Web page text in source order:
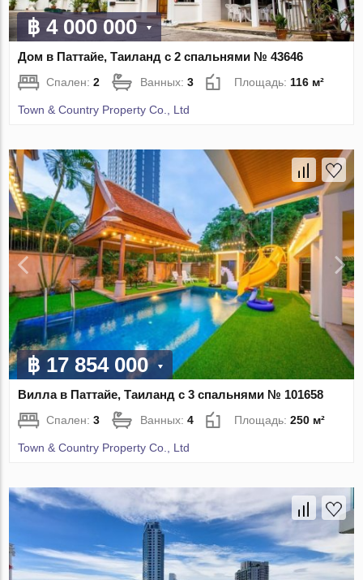
฿ 4 000 000
Дом в Паттайе, Таиланд с 2 спальнями № 43646
Спален:2 Ванных:3 Площадь: 116 м²
Town & Country Property Co., Ltd
฿ 17 854 000
Вилла в Паттайе, Таиланд с 3 спальнями № 101658
Спален:3 Ванных:4 Площадь:250 м²
Town & Country Property Co., Ltd